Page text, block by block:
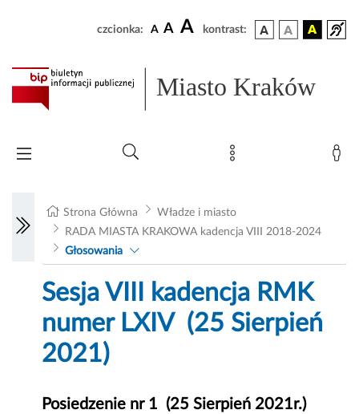
czcionka: A A A kontrast:
Miasto Kraków
Strona Główna
Władze i miasto
RADA MIASTA KRAKOWA kadencja VIII 2018-2024
Głosowania
Sesja VIII kadencja RMK
numer LXIV (25 Sierpień
2021)
Posiedzenie nr 1 (25 Sierpień 2021r.)